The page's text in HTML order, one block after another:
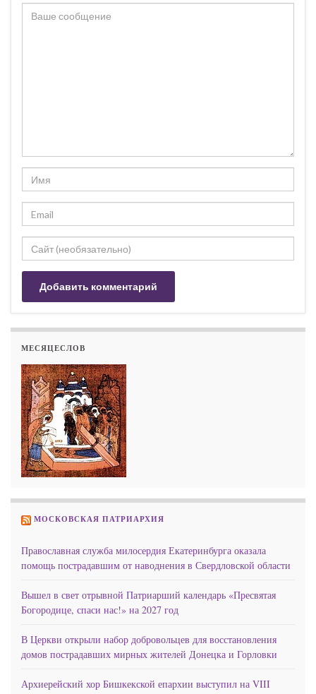
МЕСЯЦЕСЛОВ
МОСКОВСКАЯ ПАТРИАРХИЯ
Православная служба милосердия Екатеринбурга оказала
помощь пострадавшим от наводнения в Свердловской области
Вышел в свет отрывной Патриарший календарь «Пресвятая
Богородице, спаси нас!» на 2027 год
В Церкви открыли набор добровольцев для восстановления
домов пострадавших мирных жителей Донецка и Горловки
Архиерейский хор Бишкекской епархии выступил на VIII